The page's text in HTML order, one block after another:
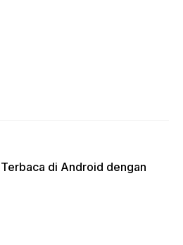
di Android dengan